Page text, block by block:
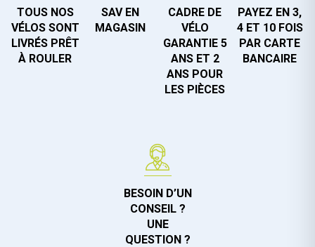
TOUS NOS
VÉLOS SONT
LIVRÉS PRÊT
À ROULER
SAV EN
MAGASIN
CADRE DE
VÉLO
GARANTIE 5
ANS ET 2
ANS POUR
LES PIÈCES
PAYEZ EN 3,
4 ET 10 FOIS
PAR CARTE
BANCAIRE
BESOIN D’UN
CONSEIL ?
UNE
QUESTION ?